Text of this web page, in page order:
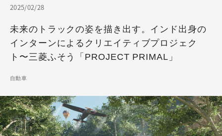
2025/02/28
未来のトラックの姿を描き出す。インド出身の
インターンによるクリエイティブプロジェク
ト〜三菱ふそう「PROJECT PRIMAL」
自動車